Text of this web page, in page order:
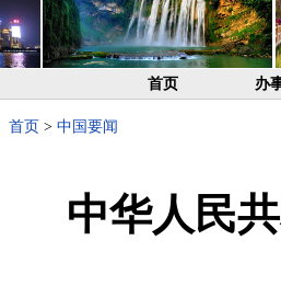
首页 办
首页 > 中国要闻
中华人民